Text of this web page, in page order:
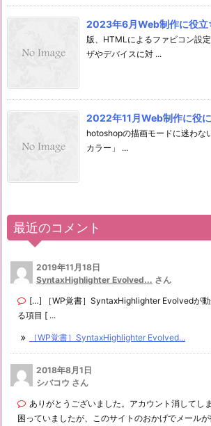
2023年6月Web制作に役立
版、HTMLによるファビコン設
ザやデバイスに対 ...
2022年11月Web制作に役
hotoshopの描画モードに迷わな
カラー」 ...
最近のコメント
2019年11月18日
SyntaxHighlighter Evolved... さん
[…] ［WP覚書］SyntaxHighlighter Evolvedが
る項目 [ ...
［WP覚書］SyntaxHighlighter Evolved...
2018年8月1日
シバコウ さん
ありがとうございました。アカウント消してし
困っていましたが、このサイトのおかげでメールが